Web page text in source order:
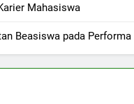
Mahasiswa
Beasiswa pada